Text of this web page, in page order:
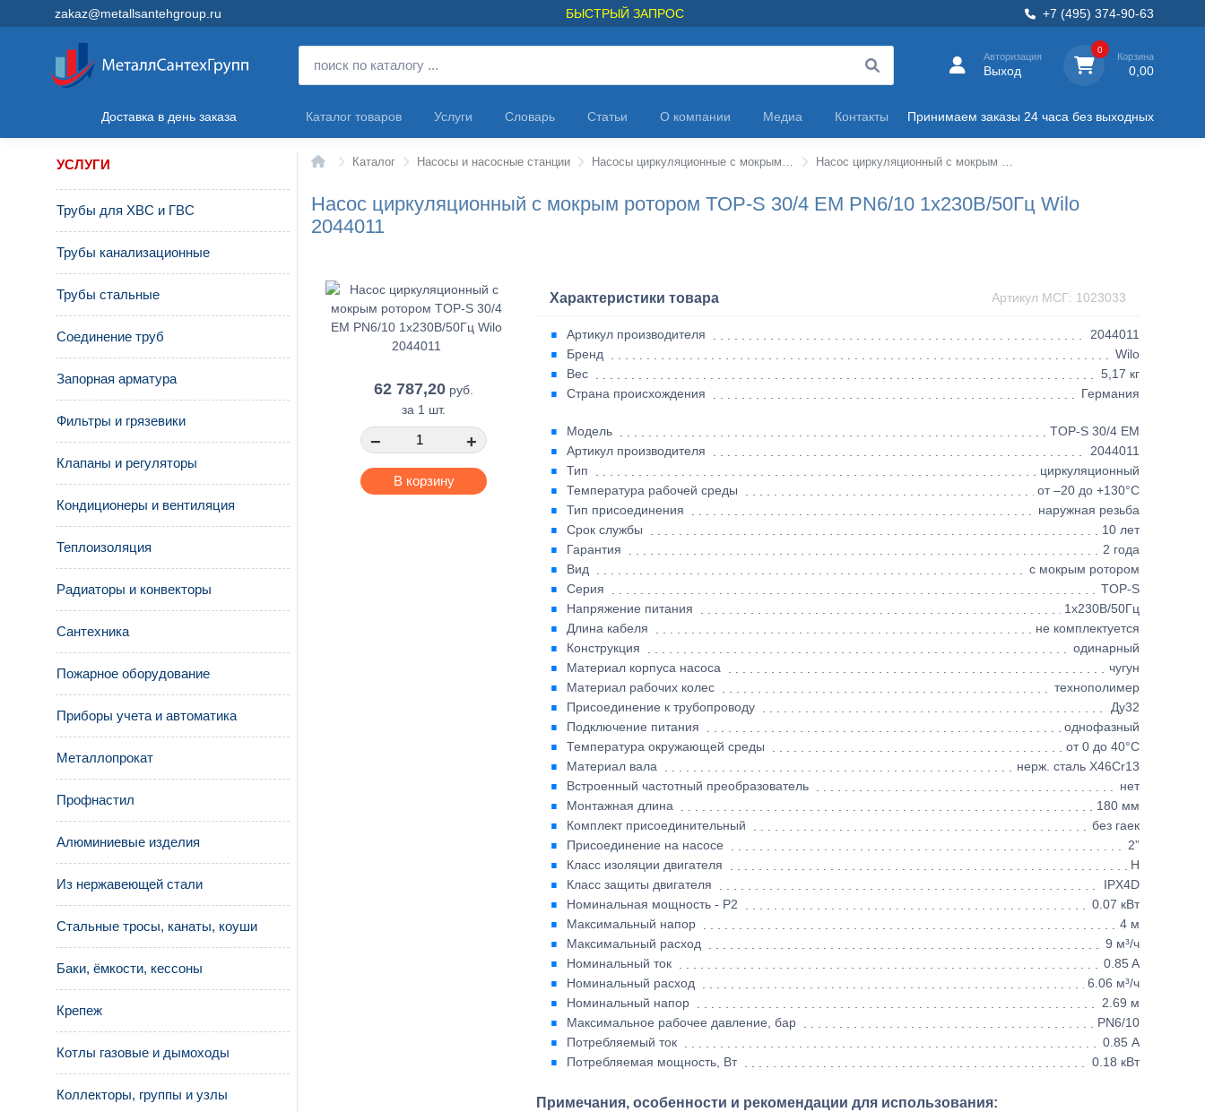
zakaz@metallsantehgroup.ru БЫСТРЫЙ ЗАПРОС +7 (495) 374-90-63
Авторизация
Выход
0
Корзина
0,00
Доставка в день заказа Каталог товаров Услуги Словарь Статьи О компании Медиа Контакты Принимаем заказы 24 часа без выходных
УСЛУГИ
Трубы для ХВС и ГВС
Трубы канализационные
Трубы стальные
Соединение труб
Запорная арматура
Фильтры и грязевики
Клапаны и регуляторы
Кондиционеры и вентиляция
Теплоизоляция
Радиаторы и конвекторы
Сантехника
Пожарное оборудование
Приборы учета и автоматика
Металлопрокат
Профнастил
Алюминиевые изделия
Из нержавеющей стали
Стальные тросы, канаты, коуши
Баки, ёмкости, кессоны
Крепеж
Котлы газовые и дымоходы
Коллекторы, группы и узлы
ГлавнаяКаталог Насосы и насосные станции Насосы циркуляционные с мокрым ротором Насос циркуляционный с мокрым ротором TOP-S резьба Wilo
Насос циркуляционный с мокрым ротором TOP-S 30/4 EM PN6/10 1х230В/50Гц Wilo
2044011
62 787,20 руб.
за 1 шт.
− +
В корзину
Характеристики товара Артикул МСГ: 1023033
Артикул производителя
2044011
Бренд
Wilo
Вес
5,17 кг
Страна происхождения
Германия
Модель
TOP-S 30/4 EM
Артикул производителя
2044011
Тип
циркуляционный
Температура рабочей среды
от –20 до +130°C
Тип присоединения
наружная резьба
Срок службы
10 лет
Гарантия
2 года
Вид
с мокрым ротором
Серия
TOP-S
Напряжение питания
1х230В/50Гц
Длина кабеля
не комплектуется
Конструкция
одинарный
Материал корпуса насоса
чугун
Материал рабочих колес
технополимер
Присоединение к трубопроводу
Ду32
Подключение питания
однофазный
Температура окружающей среды
от 0 до 40°C
Материал вала
нерж. сталь X46Cr13
Встроенный частотный преобразователь
нет
Монтажная длина
180 мм
Комплект присоединительный
без гаек
Присоединение на насосе
2”
Класс изоляции двигателя
H
Класс защиты двигателя
IPX4D
Номинальная мощность - P2
0.07 кВт
Максимальный напор
4 м
Максимальный расход
9 м³/ч
Номинальный ток
0.85 A
Номинальный расход
6.06 м³/ч
Номинальный напор
2.69 м
Максимальное рабочее давление, бар
PN6/10
Потребляемый ток
0.85 А
Потребляемая мощность, Вт
0.18 кВт
Примечания, особенности и рекомендации для использования: